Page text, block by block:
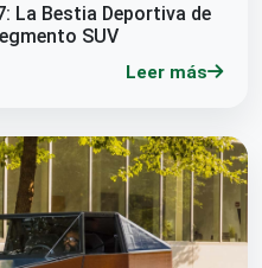
La Bestia Deportiva de
SUV
Leer más